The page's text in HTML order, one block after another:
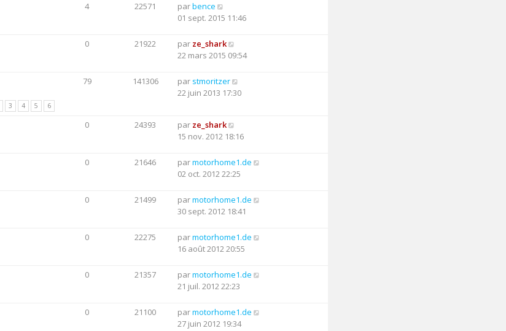
4 22571 parbence
01 sept. 2015 11:46
0 21922 par ze_shark
22 mars 2015 09:54
3 4 5 6
79 141306 par stmoritzer
22 juin 2013 17:30
0 24393 par ze_shark
15 nov. 2012 18:16
0 21646 parmotorhome1.de
02 oct. 2012 22:25
0 21499 parmotorhome1.de
30 sept. 2012 18:41
0 22275 parmotorhome1.de
16 août 2012 20:55
0 21357 parmotorhome1.de
21 juil. 2012 22:23
0 21100 parmotorhome1.de
27 juin 2012 19:34